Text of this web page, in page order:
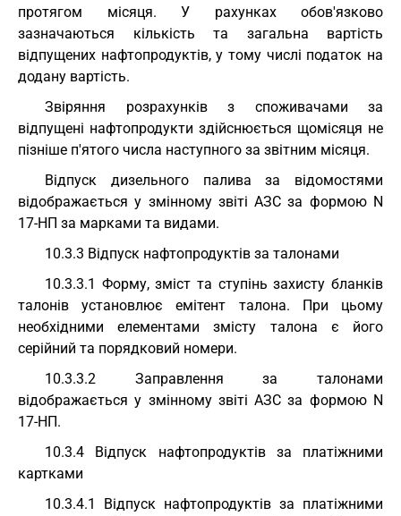
протягом місяця. У рахунках обов'язково
зазначаються кількість та загальна вартість
відпущених нафтопродуктів, у тому числі податок на
додану вартість.
Звіряння розрахунків з споживачами за
відпущені нафтопродукти здійснюється щомісяця не
пізніше п'ятого числа наступного за звітним місяця.
Відпуск дизельного палива за відомостями
відображається у змінному звіті АЗС за формою N
17-НП за марками та видами.
10.3.3 Відпуск нафтопродуктів за талонами
10.3.3.1 Форму, зміст та ступінь захисту бланків
талонів установлює емітент талона. При цьому
необхідними елементами змісту талона є його
серійний та порядковий номери.
10.3.3.2 Заправлення за талонами
відображається у змінному звіті АЗС за формою N
17-НП.
10.3.4 Відпуск нафтопродуктів за платіжними
картками
10.3.4.1 Відпуск нафтопродуктів за платіжними